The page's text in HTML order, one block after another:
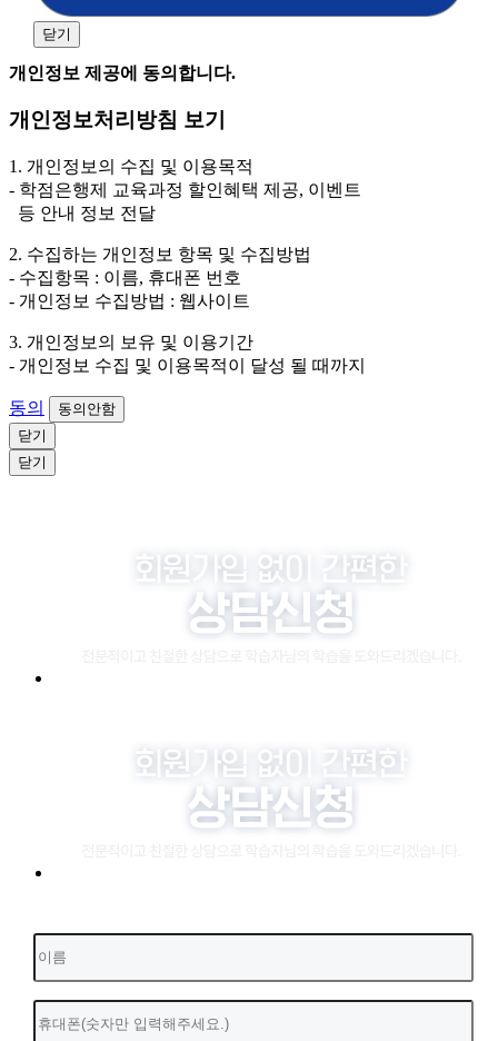
어, 해커스일본어, 해커스잡, 해커스금융, 해커스임용, 해커스공무
원, 해커스경찰, 해커스소방, 해커스공인중개사, 해커스주택관리
사, 해커스편입 등)
3. 개인정보 보유/이용 기간: 법령상 정하는 경우를 제
외하고는 회원탈퇴 시까지 이용 및 보관합니다. 단, 비회
원이거나 상담 시로부터 3년 이내 탈퇴하는 자의 경우,
소비자 불만 또는 분쟁처리를 위해 3년간 보관합니다.
의 경우에는 상담 신청이 제한됩니다.
닫기
개인정보 제공에 동의합니다.
개인정보처리방침 보기
1. 개인정보의 수집 및 이용목적
- 학점은행제 교육과정 할인혜택 제공, 이벤트
등 안내 정보 전달
2. 수집하는 개인정보 항목 및 수집방법
- 수집항목 : 이름, 휴대폰 번호
- 개인정보 수집방법 : 웹사이트
3. 개인정보의 보유 및 이용기간
- 개인정보 수집 및 이용목적이 달성 될 때까지
동의
동의안함
닫기
닫기